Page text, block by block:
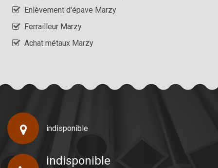
Enlèvement d'épave Marzy
Ferrailleur Marzy
Achat métaux Marzy
indisponible
indisponible